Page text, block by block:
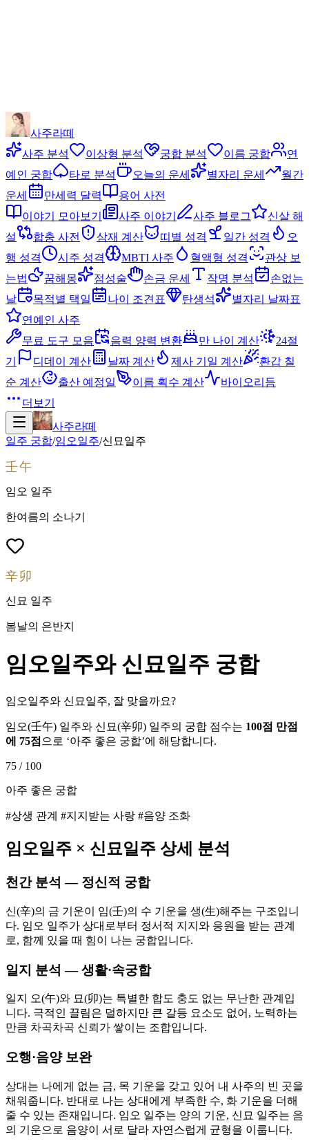
사주라떼
사주 분석
이상형 분석 궁합 분석 이름 궁합
연
예인 궁합
타로 분석 오늘의 운세 별자리 운세
월간
운세
만세력 달력
용어 사전
이야기 모아보기
사주 이야기 사주 블로그
신살 해
설
합충 사전 삼재 계산 띠별 성격 일간 성격
오
행 성격
시주 성격 MBTI 사주 혈액형 성격
관상 보
는법
꿈해몽 점성술 손금 운세 작명 분석
손없는
날
목적별 택일 나이 조견표 탄생석
별자리 날짜표
연예인 사주
무료 도구 모음
음력 양력 변환 만 나이 계산
24절
기
디데이 계산 날짜 계산 제사 기일 계산
환갑 칠
순 계산
출산 예정일 이름 획수 계산
바이오리듬
더보기
사주라떼
일주 궁합/임오일주/신묘 일주
壬午
임오 일주
한여름의 소나기
辛卯
신묘 일주
봄날의 은반지
임오일주와 신묘일주 궁합
임오일주와 신묘일주, 잘 맞을까요?
임오(壬午) 일주와 신묘(辛卯) 일주의 궁합 점수는 100점 만점
에 75점 으로 ‘아주 좋은 궁합’에 해당합니다.
75 / 100
아주 좋은 궁합
#상생 관계 #지지받는 사랑 #음양 조화
임오일주 × 신묘일주 상세 분석
천간 분석 — 정신적 궁합
신(辛)의 금 기운이 임(壬)의 수 기운을 생(生)해주는 구조입니
다. 임오 일주가 상대로부터 정서적 지지와 응원을 받는 관계
로, 함께 있을 때 힘이 나는 궁합입니다.
일지 분석 — 생활·속궁합
일지 오(午)와 묘(卯)는 특별한 합도 충도 없는 무난한 관계입
니다. 극적인 끌림은 덜하지만 큰 갈등 요소도 없어, 노력하는
만큼 차곡차곡 신뢰가 쌓이는 조합입니다.
오행·음양 보완
상대는 나에게 없는 금, 목 기운을 갖고 있어 내 사주의 빈 곳을
채워줍니다. 반대로 나는 상대에게 부족한 수, 화 기운을 더해
줄 수 있는 존재입니다. 임오 일주는 양의 기운, 신묘 일주는 음
의 기운으로 음양이 서로 달라 자연스럽게 균형을 이룹니다.